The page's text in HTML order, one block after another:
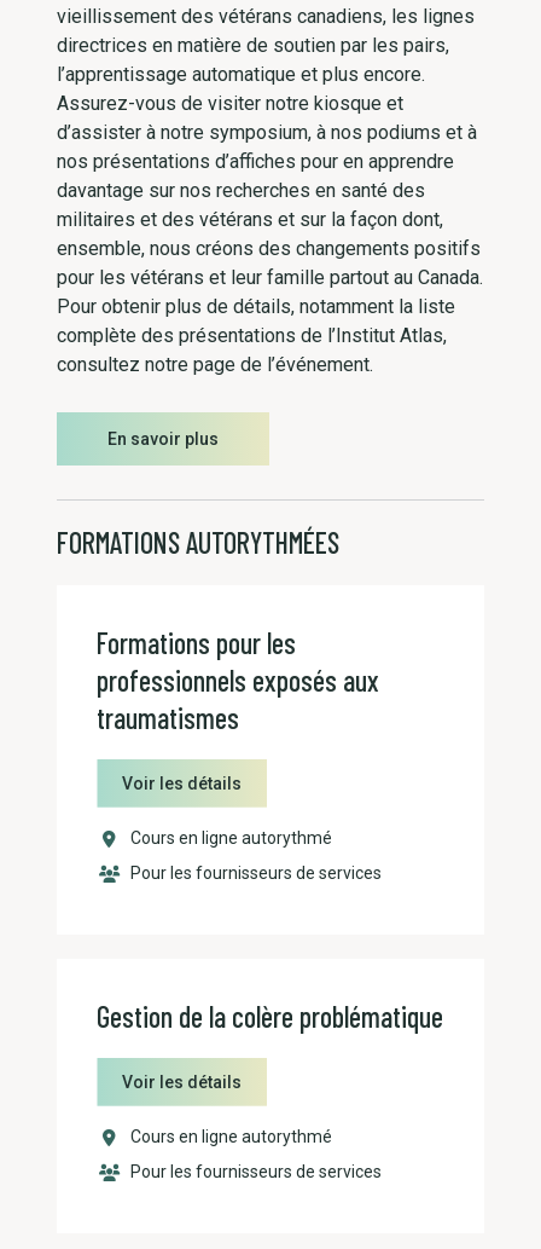
vieillissement des vétérans canadiens, les lignes
directrices en matière de soutien par les pairs,
l’apprentissage automatique et plus encore.
Assurez-vous de visiter notre kiosque et
d’assister à notre symposium, à nos podiums et à
nos présentations d’affiches pour en apprendre
davantage sur nos recherches en santé des
militaires et des vétérans et sur la façon dont,
ensemble, nous créons des changements positifs
pour les vétérans et leur famille partout au Canada.
Pour obtenir plus de détails, notamment la liste
complète des présentations de l’Institut Atlas,
consultez notre page de l’événement.
En savoir plus
FORMATIONS AUTORYTHMÉES
Formations pour les
professionnels exposés aux
traumatismes
Voir les détails
Cours en ligne autorythmé
Pour les fournisseurs de services
Gestion de la colère problématique
Voir les détails
Cours en ligne autorythmé
Pour les fournisseurs de services